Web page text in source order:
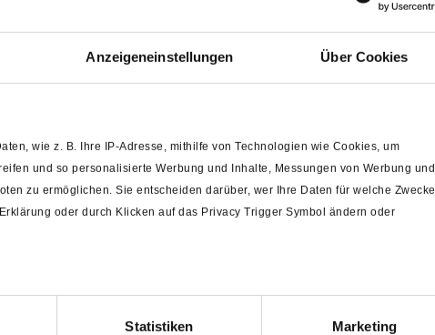
Anzeigeneinstellungen Über Cookies
wie z. B. Ihre IP-Adresse, mithilfe von Technologien wie Cookies, um
und so personalisierte Werbung und Inhalte, Messungen von Werbung und
zu ermöglichen. Sie entscheiden darüber, wer Ihre Daten für welche Zwecke
oder durch Klicken auf das Privacy Trigger Symbol ändern oder
(Fingerprinting) identifizieren
Statistiken Marketing